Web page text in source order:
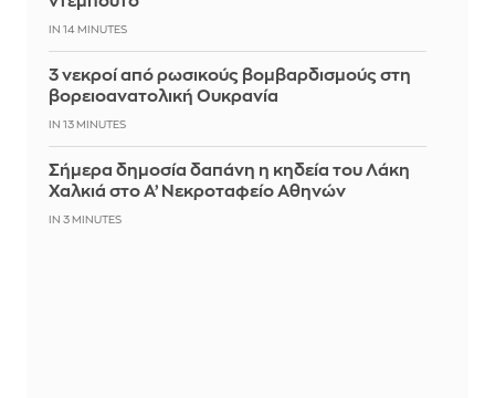
IN 14 MINUTES
3 νεκροί από ρωσικούς βομβαρδισμούς στη
βορειοανατολική Ουκρανία
IN 13 MINUTES
Σήμερα δημοσία δαπάνη η κηδεία του Λάκη
Χαλκιά στο Α’ Νεκροταφείο Αθηνών
IN 3 MINUTES